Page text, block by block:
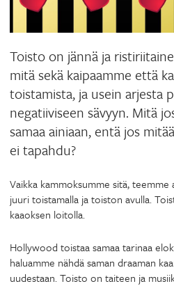
Toisto on jännä ja
mitä sekä kaipaamme että
toistamista, ja usein arjesta
negatiiviseen sävyyn. Mitä
samaa ainiaan, entä jos
ei tapahdu?
Vaikka kammoksumme sitä,
juuri toistamalla ja toiston avulla.
kaaoksen loitolla.
Hollywood toistaa samaa tarinaa
haluamme nähdä saman draaman
uudestaan. Toisto on taiteen ja